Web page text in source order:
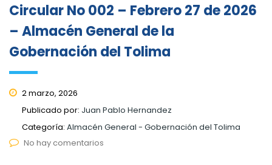
Circular No 002 – Febrero 27 de 2026
– Almacén General de la
Gobernación del Tolima
2 marzo, 2026
Publicado por: Juan Pablo Hernandez
Categoría: Almacén General - Gobernación del Tolima
No hay comentarios